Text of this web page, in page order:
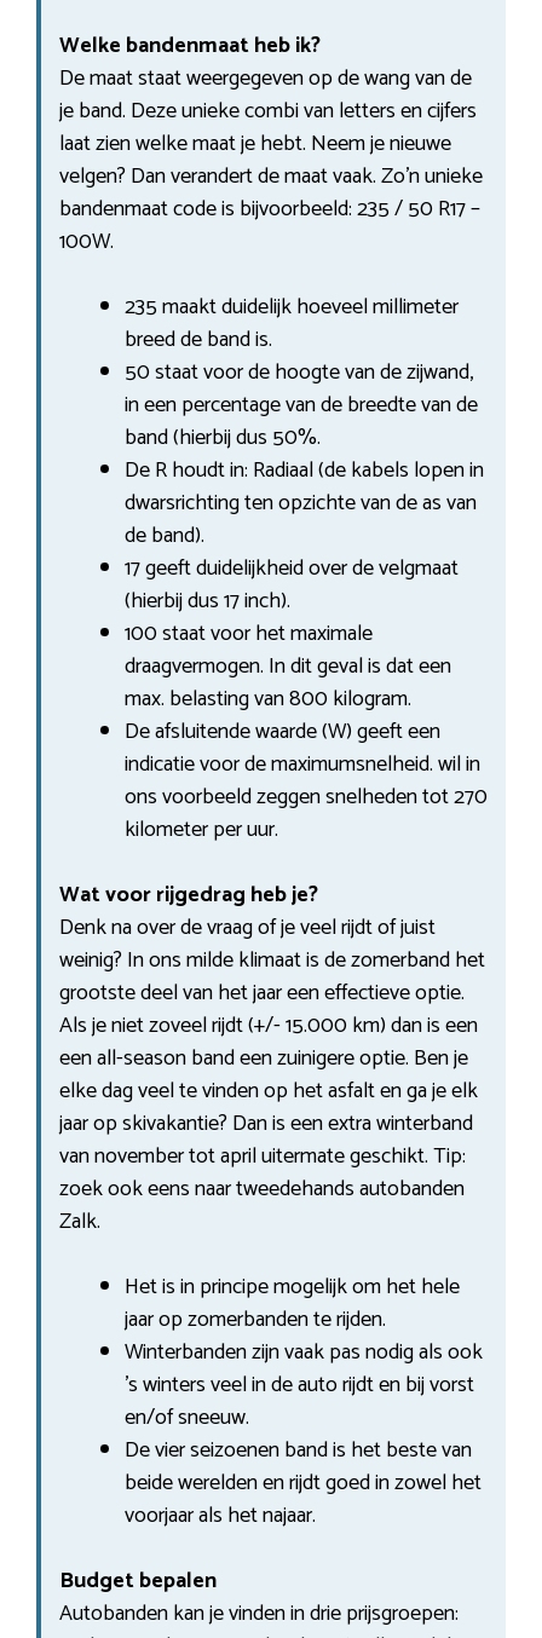
Welke bandenmaat heb ik?
De maat staat weergegeven op de wang van de
je band. Deze unieke combi van letters en cijfers
laat zien welke maat je hebt. Neem je nieuwe
velgen? Dan verandert de maat vaak. Zo’n unieke
bandenmaat code is bijvoorbeeld: 235 / 50 R17 –
100W.
235 maakt duidelijk hoeveel millimeter
breed de band is.
50 staat voor de hoogte van de zijwand,
in een percentage van de breedte van de
band (hierbij dus 50%.
De R houdt in: Radiaal (de kabels lopen in
dwarsrichting ten opzichte van de as van
de band).
17 geeft duidelijkheid over de velgmaat
(hierbij dus 17 inch).
100 staat voor het maximale
draagvermogen. In dit geval is dat een
max. belasting van 800 kilogram.
De afsluitende waarde (W) geeft een
indicatie voor de maximumsnelheid. wil in
ons voorbeeld zeggen snelheden tot 270
kilometer per uur.
Wat voor rijgedrag heb je?
Denk na over de vraag of je veel rijdt of juist
weinig? In ons milde klimaat is de zomerband het
grootste deel van het jaar een effectieve optie.
Als je niet zoveel rijdt (+/- 15.000 km) dan is een
een all-season band een zuinigere optie. Ben je
elke dag veel te vinden op het asfalt en ga je elk
jaar op skivakantie? Dan is een extra winterband
van november tot april uitermate geschikt. Tip:
zoek ook eens naar tweedehands autobanden
Zalk.
Het is in principe mogelijk om het hele
jaar op zomerbanden te rijden.
Winterbanden zijn vaak pas nodig als ook
’s winters veel in de auto rijdt en bij vorst
en/of sneeuw.
De vier seizoenen band is het beste van
beide werelden en rijdt goed in zowel het
voorjaar als het najaar.
Budget bepalen
Autobanden kan je vinden in drie prijsgroepen: